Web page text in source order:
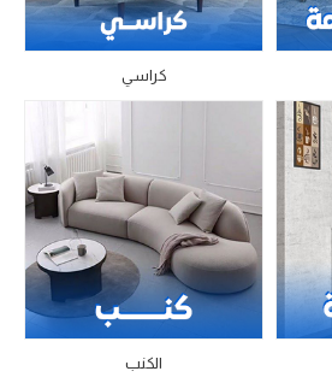
كراسي
الكنب